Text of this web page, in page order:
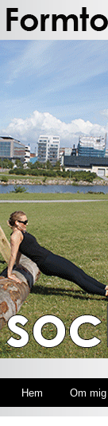
Hem Om mig